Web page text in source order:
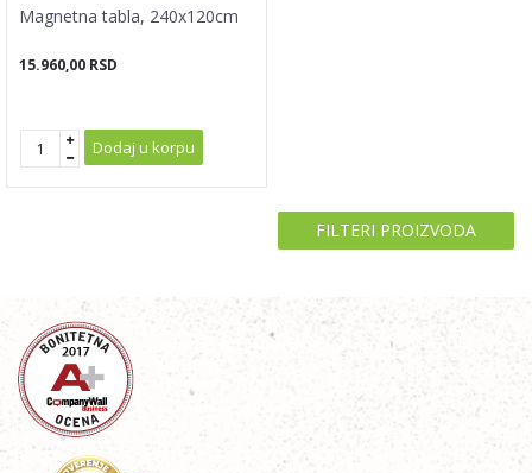
Magnetna tabla, 240x120cm
15.960,00 RSD
Dodaj u korpu
FILTERI PROIZVODA